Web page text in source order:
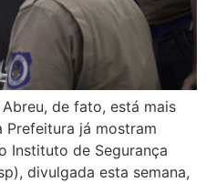
de fato, está mais
Prefeitura já mostram
Instituto de Segurança
divulgada esta semana,